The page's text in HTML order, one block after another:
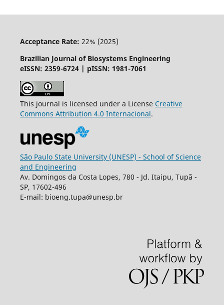
Acceptance Rate: 22% (2025)
Brazilian Journal of Biosystems Engineering
eISSN: 2359-6724 | pISSN: 1981-7061
This journal is licensed under a License Creative
Commons Attribution 4.0 Internacional.
São Paulo State University (UNESP) - School of Science
and Engineering
Av. Domingos da Costa Lopes, 780 - Jd. Itaipu, Tupã -
SP, 17602-496
E-mail: bioeng.tupa@unesp.br